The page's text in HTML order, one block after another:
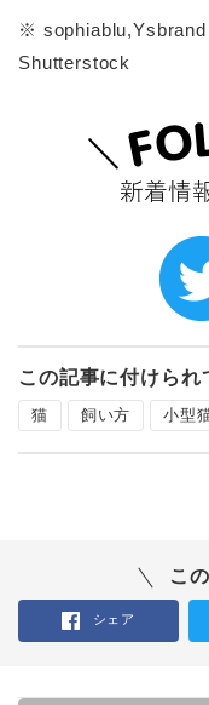
※
Shutterstock
この記事に付けられ
猫 飼い方 小型
こ
シェア